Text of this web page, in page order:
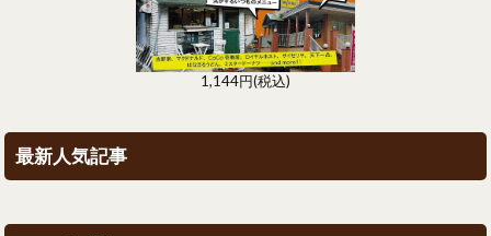
1,144円(税込)
最新人気記事